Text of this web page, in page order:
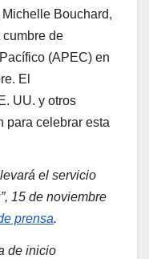
Bouchard,
cumbre de
(APEC) en
El
UU. y otros
para celebrar esta
el servicio
15 de noviembre
prensa.
de inicio